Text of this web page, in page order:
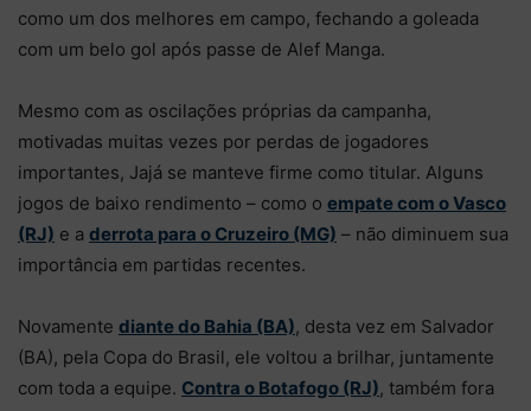
como um dos melhores em campo, fechando a goleada
com um belo gol após passe de Alef Manga.
Mesmo com as oscilações próprias da campanha,
motivadas muitas vezes por perdas de jogadores
importantes, Jajá se manteve firme como titular. Alguns
jogos de baixo rendimento – como o empate com o Vasco
(RJ) e a derrota para o Cruzeiro (MG) – não diminuem sua
importância em partidas recentes.
Novamente diante do Bahia (BA), desta vez em Salvador
(BA), pela Copa do Brasil, ele voltou a brilhar, juntamente
com toda a equipe. Contra o Botafogo (RJ), também fora